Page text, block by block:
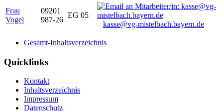
Frau
Vogel
09201
987-26
EG 05
kasse@vg-mistelbach.bayern.de
Gesamt-Inhaltsverzeichnis
Quicklinks
Kontakt
Inhaltsverzeichnis
Impressum
Datenschutz